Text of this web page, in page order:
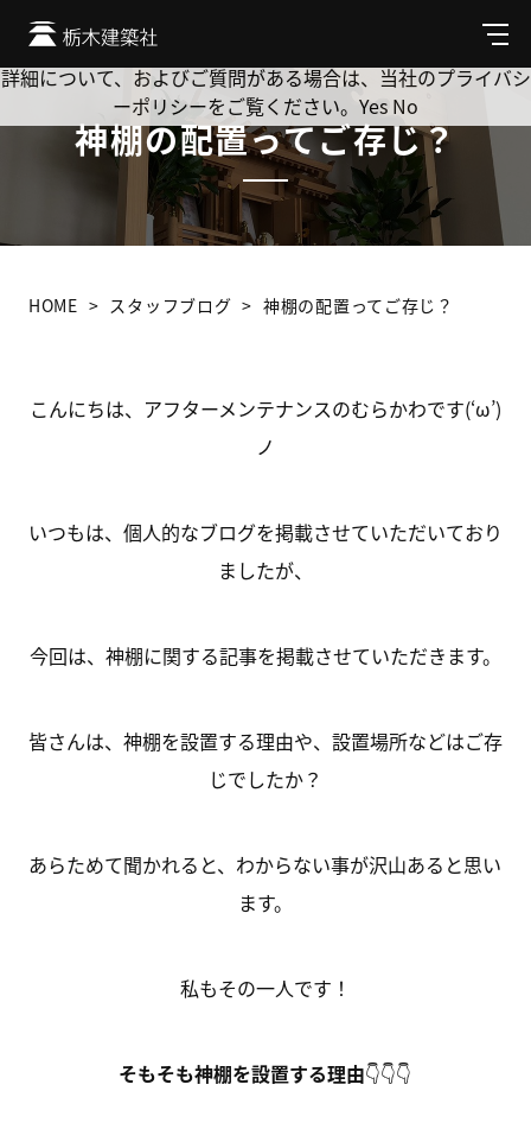
メ
ニ
ュ
神棚の配置ってご存じ？
HOME スタッフブログ 神棚の配置ってご存じ？
こんにちは、アフターメンテナンスのむらかわです(‘ω’)
ノ
いつもは、個人的なブログを掲載させていただいており
ましたが、
今回は、神棚に関する記事を掲載させていただきます。
皆さんは、神棚を設置する理由や、設置場所などはご存
じでしたか？
あらためて聞かれると、わからない事が沢山あると思い
ます。
私もその一人です！
そもそも神棚を設置する理由👇👇👇
Cookie を使用して、お客様の活動を追跡してもよろしいです
か? 当社ではお客様のプライバシーを極めて重視しています。
詳細について、およびご質問がある場合は、当社のプライバシ
ーポリシーをご覧ください。 Yes No